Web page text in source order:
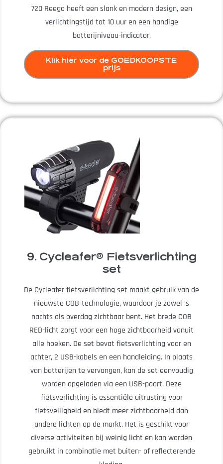
720 Reego heeft een slank en modern design, een
verlichtingstijd tot 10 uur en een handige
batterijniveau-indicator.
Klik hier voor de GOEDKOOPSTE
prijs
9. Cycleafer® Fietsverlichting
set
De Cycleafer fietsverlichting set maakt gebruik van de
nieuwste COB-technologie, waardoor je zowel 's
nachts als overdag zichtbaar bent. Het brede COB
RED-licht zorgt voor een hoge zichtbaarheid vanuit
alle hoeken. De set bevat fietsverlichting voor en
achter, 2 USB-kabels en een handleiding. In plaats
van batterijen te vervangen, kan de set eenvoudig
worden opgeladen via een USB-poort. Deze
fietsverlichting is essentiële uitrusting voor
fietsveiligheid en biedt meer zichtbaarheid dan
andere lichten op de markt. Het is geschikt voor
diverse activiteiten bij weinig licht en kan worden
gebruikt in combinatie met buiten- of reflecterende